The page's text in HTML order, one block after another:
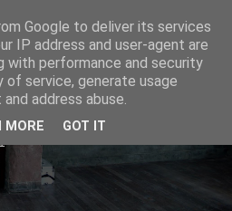
Google to deliver its services
IP address and user-agent are
with performance and security
service, generate usage
address abuse.
MORE GOT IT